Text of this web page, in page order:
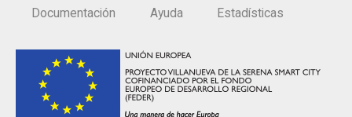
Documentación Ayuda Estadísticas